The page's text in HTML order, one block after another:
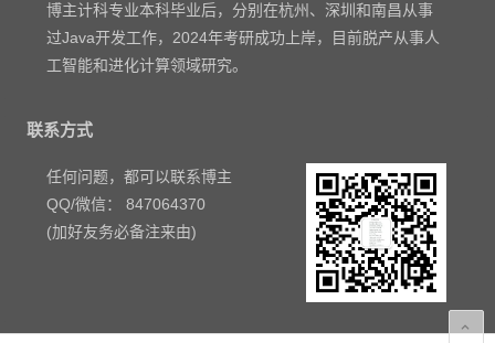
博主计科专业本科毕业后，分别在杭州、深圳和南昌从事
过Java开发工作，2024年考研成功上岸，目前脱产从事人
工智能和进化计算领域研究。
联系方式
任何问题，都可以联系博主
QQ/微信： 847064370
(加好友务必备注来由)